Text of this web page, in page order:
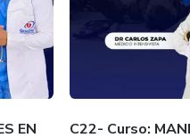
EN
C22- Curso: